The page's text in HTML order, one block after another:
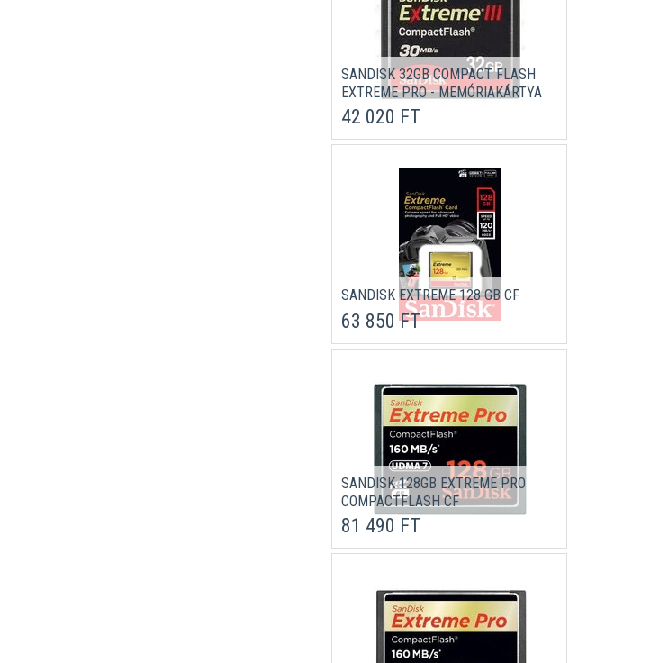
SANDISK 32GB COMPACT FLASH
EXTREME PRO - MEMÓRIAKÁRTYA
42 020 FT
SANDISK EXTREME 128 GB CF
63 850 FT
SANDISK 128GB EXTREME PRO
COMPACTFLASH CF
MEMÓRIAKÁRTYA
81 490 FT